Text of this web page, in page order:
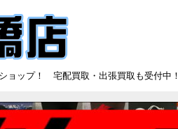
ョップ！ 宅配買取・出張買取も受付中！